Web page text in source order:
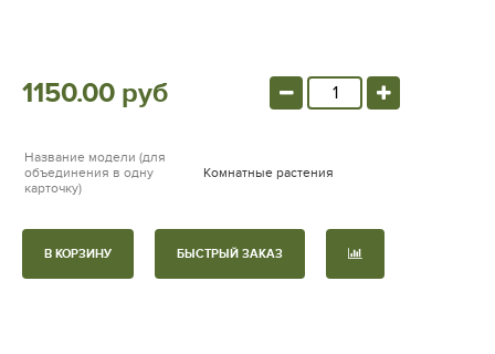
1150.00 руб
Название модели (для
объединения в одну
карточку)
Комнатные растения
В КОРЗИНУ БЫСТРЫЙ ЗАКАЗ